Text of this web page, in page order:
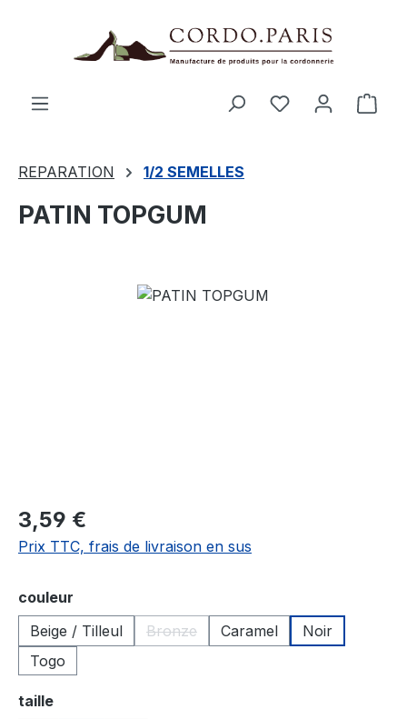
Le
REPARATION 1/2 SEMELLES
PATIN TOPGUM
Ignorer la galerie d'images
3,59 €
Prix TTC, frais de livraison en sus
Sélectionnez
couleur
Beige / Tilleul
Bronze
(Cette option n'est pas disponible
Caramel
Noir
Togo
Sélectionnez
taille